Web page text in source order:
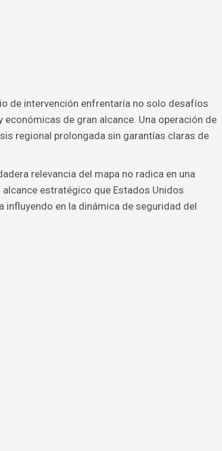
de intervención enfrentaría no solo desafíos
de gran alcance. Una operación de
regional prolongada sin garantías claras de
relevancia del mapa no radica en una
estratégico que Estados Unidos
influyendo en la dinámica de seguridad del